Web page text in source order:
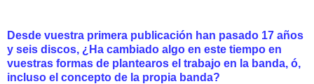
Desde vuestra primera publicación han pasado 17 años
y seis discos, ¿Ha cambiado algo en este tiempo en
vuestras formas de plantearos el trabajo en la banda, ó,
incluso el concepto de la propia banda?